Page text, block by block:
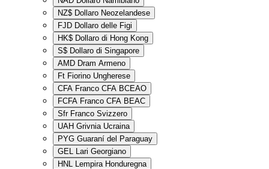
NZ$ Dollaro Neozelandese
FJD Dollaro delle Figi
HK$ Dollaro di Hong Kong
S$ Dollaro di Singapore
AMD Dram Armeno
Ft Fiorino Ungherese
CFA Franco CFA BCEAO
FCFA Franco CFA BEAC
Sfr Franco Svizzero
UAH Grivnia Ucraina
PYG Guaraní del Paraguay
GEL Lari Georgiano
HNL Lempira Honduregna